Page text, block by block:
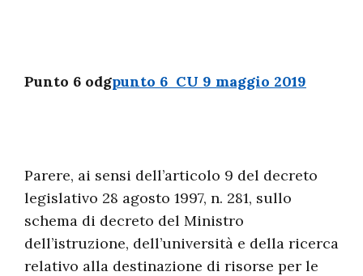
Punto 6 odgpunto 6 CU 9 maggio 2019
Parere, ai sensi dell’articolo 9 del decreto
legislativo 28 agosto 1997, n. 281, sullo
schema di decreto del Ministro
dell’istruzione, dell’università e della ricerca
relativo alla destinazione di risorse per le